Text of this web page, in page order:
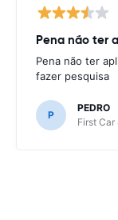
Pena não ter
Pena não ter
fazer pesquisa
P
PEDRO
First